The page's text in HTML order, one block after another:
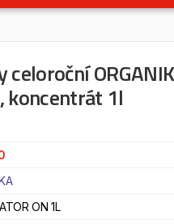
koncentrát 1l
ON 1L